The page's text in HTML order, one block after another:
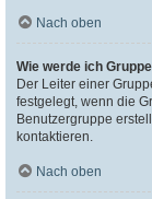
Nach oben
Wie werde ich
Der Leiter einer
festgelegt, wenn die
Benutzergruppe
kontaktieren.
Nach oben